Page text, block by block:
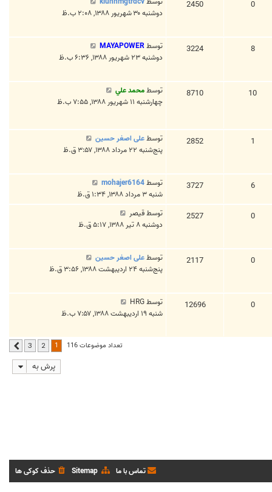
0
2450
دوشنبه ۳۰ شهریور ۱۳۸۸, ۲:۰۸ ب.ظ
8
3224 توسطMAYAPOWER
دوشنبه ۲۳ شهریور ۱۳۸۸, ۶:۳۶ ب.ظ
10
8710 توسطمحمد علي
چهارشنبه ۱۱ شهریور ۱۳۸۸, ۷:۵۵ ب.ظ
1
2852 توسطعلی اصغر حسین
پنج‌شنبه ۲۲ مرداد ۱۳۸۸, ۳:۵۷ ق.ظ
6
3727 توسطmohajer6164
شنبه ۳ مرداد ۱۳۸۸, ۱:۳۴ ق.ظ
0
2527 توسطقیصر
دوشنبه ۸ تیر ۱۳۸۸, ۵:۱۷ ق.ظ
0
2117 توسطعلی اصغر حسین
پنج‌شنبه ۲۴ اردیبهشت ۱۳۸۸, ۳:۵۶ ق.ظ
0
12696 توسطHRG
شنبه ۱۹ اردیبهشت ۱۳۸۸, ۷:۵۷ ب.ظ
تعداد موضوعات 116 1
2
3 بعدی
پرش به
حذف کوکی ها Sitemap تماس با ما